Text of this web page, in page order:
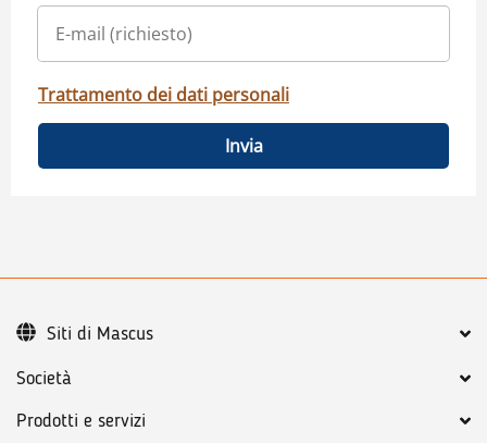
Trattamento dei dati personali
Invia
Società
Prodotti e servizi
Siti di Mascus